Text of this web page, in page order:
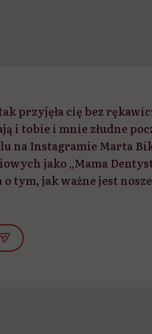
przyjęła cię bez
i tobie i mnie złudne
na Instagramie Marta
jako „Mama
tym, jak ważne jest